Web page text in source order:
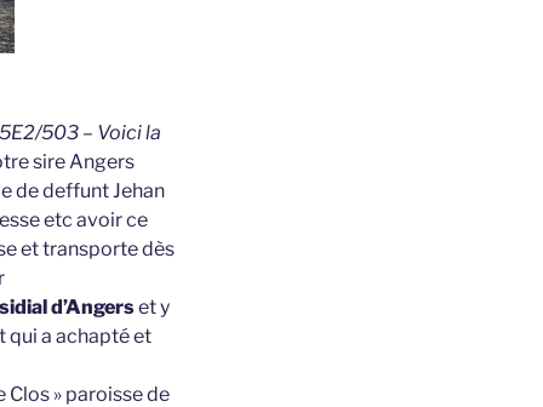
503 – Voici la
sire Angers
de deffunt Jehan
etc avoir ce
et transporte dès
d’Angerset y
qui a achapté et
Clos » paroisse de